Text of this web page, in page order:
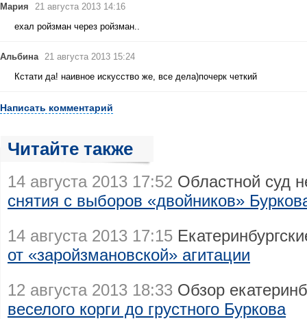
Мария
21 августа 2013 14:16
ехал ройзман через ройзман..
Альбина 21 августа 2013 15:24
Кстати да! наивное искусство же, все дела)почерк четкий
Написать комментарий
Читайте также
14 августа 2013 17:52 Областной суд
снятия с выборов «двойников»
14 августа 2013 17:15
от «заройзмановской» агитации
12 августа 2013 18:33 Обзор
веселого корги до грустного Буркова